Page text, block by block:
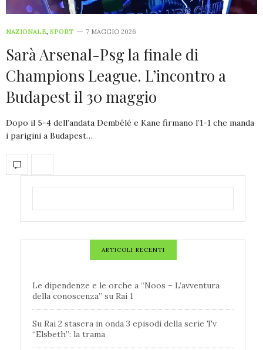
NAZIONALE, SPORT 7 MAGGIO 2026
Sarà Arsenal-Psg la finale di
Champions League. L’incontro a
Budapest il 30 maggio
Dopo il 5-4 dell’andata Dembélé e Kane firmano l’1-1 che manda
i parigini a Budapest…
ARTICOLI RECENTI
Le dipendenze e le orche a “Noos – L’avventura
della conoscenza” su Rai 1
Su Rai 2 stasera in onda 3 episodi della serie Tv
“Elsbeth”: la trama